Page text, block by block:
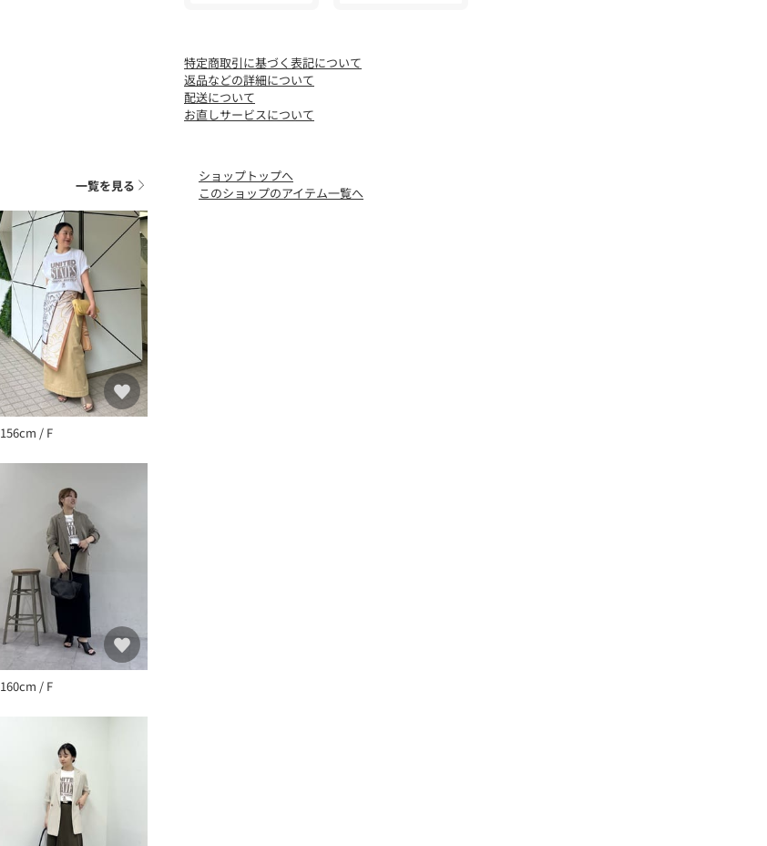
予めご了承ください。
※トップの画像は、光の具合で色味が違って見える場合があります。
と
入荷情報や残り1点の通知、完売カラーの再入荷、セール情報などを受け取る
特定商取引に基づく表記について
返品などの詳細について
配送について
お直しサービスについて
一覧を見る
156cm / F
160cm / F
ショップトップへ
このショップのアイテム一覧へ